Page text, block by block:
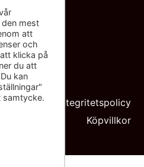
Integritetspolicy
Köpvillkor
mest
att
och
klicka på
du att
kan
samtycke.